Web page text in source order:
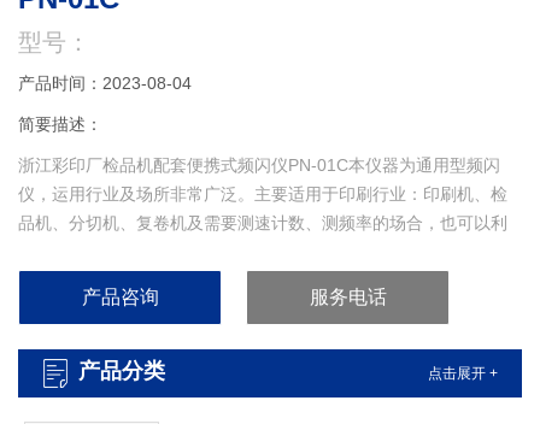
型号：
产品时间：2023-08-04
简要描述：
浙江彩印厂检品机配套便携式频闪仪PN-01C本仪器为通用型频闪
仪，运用行业及场所非常广泛。主要适用于印刷行业：印刷机、检
品机、分切机、复卷机及需要测速计数、测频率的场合，也可以利
纺织、医药、轻工、机械加工等行业。
产品咨询 服务电话
产品分类 点击展开 +